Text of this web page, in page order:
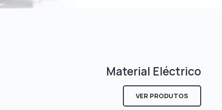
Material Eléctrico
VER PRODUTOS